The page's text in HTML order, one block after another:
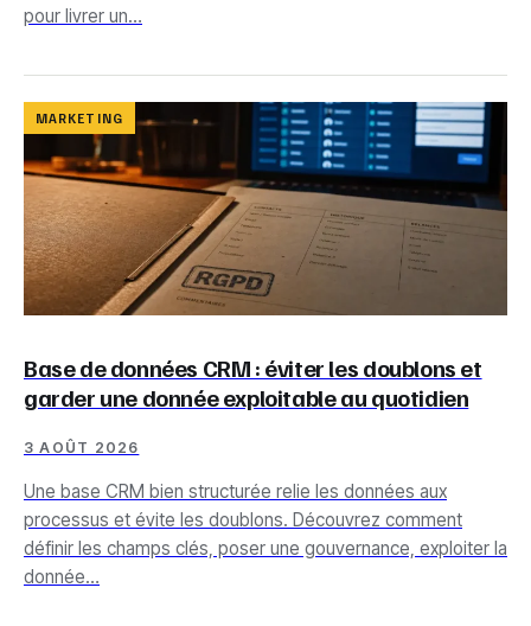
pour livrer un…
MARKETING
Base de données CRM : éviter les doublons et
garder une donnée exploitable au quotidien
3 AOÛT 2026
Une base CRM bien structurée relie les données aux
processus et évite les doublons. Découvrez comment
définir les champs clés, poser une gouvernance, exploiter la
donnée…